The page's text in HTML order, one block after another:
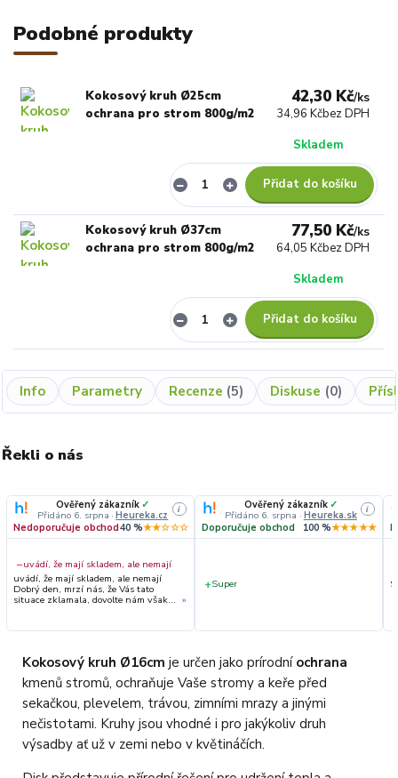
Podobné produkty
Kokosový kruh Ø25cm
ochrana pro strom 800g/m2
42,30 Kč/ks
34,96 Kčbez DPH
Skladem
Přidat do košíku
Kokosový kruh Ø37cm
ochrana pro strom 800g/m2
77,50 Kč/ks
64,05 Kčbez DPH
Skladem
Přidat do košíku
Info Parametry Recenze 5 Diskuse 0
Řekli o nás
Ověřený zákazník ✓
Přidáno 6. srpna · Heureka.cz i
Nedoporučuje obchod40 %★★☆☆☆
−uvádí, že mají skladem, ale nemají
uvádí, že mají skladem, ale nemají
Dobrý den, mrzí nás, že Vás tato
situace zklamala, dovolte nám však
jsme Vás telefonicky kontaktovali,
neočekávaného výpadku zboží a ještě
prověřovali jeho dostupnost přímo u
dodavatele. Jelikož zboží nebylo k
dispozici ani u něj, museli jsme
objednávku stornovat. O všem jsme
Vás obratem informovali a náležitě se
omluvili. Zakládáme si na férovém a
rychlém jednání. O to více nás mrzí,
že i přes naši okamžitou reakci, osobní
telefonát a maximální snahu náš
nám v budoucnu dáte příležitost
»
Ověřený zákazník ✓
Přidáno 6. srpna · Heureka.sk i
Doporučuje obchod 100 %★★★★★
+Super
Kokosový kruh Ø16cm je určen jako prírodní ochrana
kmenů stromů, ochraňuje Vaše stromy a keře před
sekačkou, plevelem, trávou, zimními mrazy a jinými
nečistotami. Kruhy jsou vhodné i pro jakýkoliv druh
výsadby ať už v zemi nebo v květináčích.